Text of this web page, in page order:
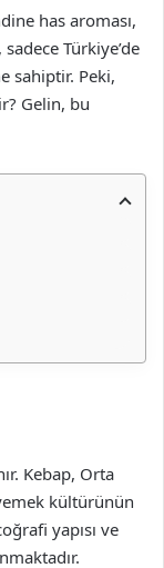
has aroması,
Türkiye’de
sahiptir. Peki,
Gelin, bu
Kebap, Orta
kültürünün
yapısı ve